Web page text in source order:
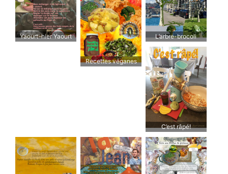
Yaourt-hier Yaourt
Recettes véganes
L’arbre-brocoli
C’est râpé!